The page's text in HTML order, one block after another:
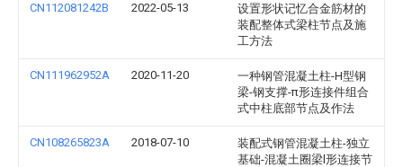
CN112081242B 2022-05-13
设置形状记忆合金筋材的
装配整体式梁柱节点及施
工方法
CN111962952A 2020-11-20
一种钢管混凝土柱-H型钢
梁-钢支撑-π形连接件组合
式中柱底部节点及作法
CN108265823A 2018-07-10
装配式钢管混凝土柱-独立
基础-混凝土圈梁l形连接节